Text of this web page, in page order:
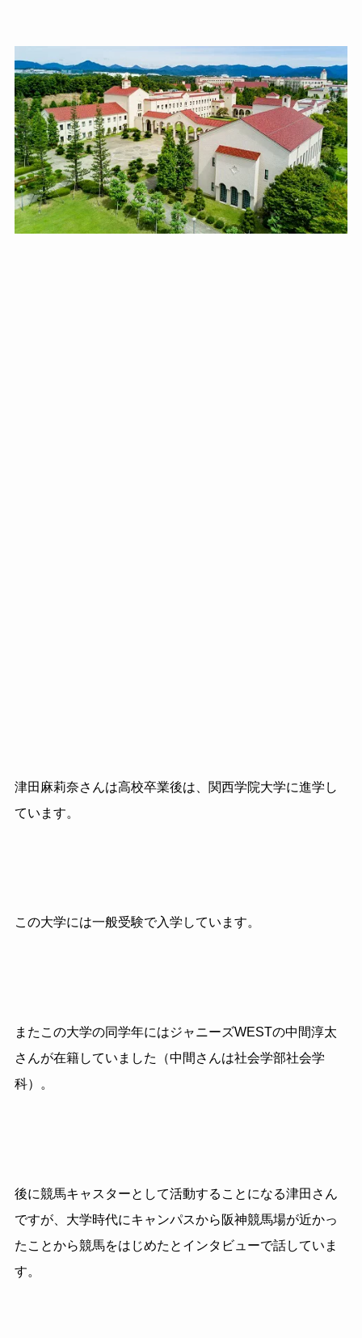
津田麻莉奈さんは高校卒業後は、関西学院大学に進学し
ています。
この大学には一般受験で入学しています。
またこの大学の同学年にはジャニーズWESTの中間淳太
さんが在籍していました（中間さんは社会学部社会学
科）。
後に競馬キャスターとして活動することになる津田さん
ですが、大学時代にキャンパスから阪神競馬場が近かっ
たことから競馬をはじめたとインタビューで話していま
す。